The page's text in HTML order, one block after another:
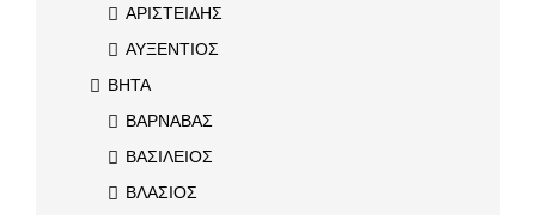
ΑΡΙΣΤΕΙΔΗΣ
ΑΥΞΕΝΤΙΟΣ
ΒΗΤΑ
ΒΑΡΝΑΒΑΣ
ΒΑΣΙΛΕΙΟΣ
ΒΛΑΣΙΟΣ